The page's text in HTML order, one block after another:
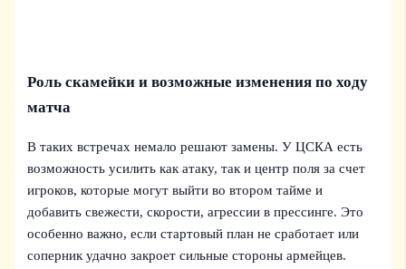
Роль скамейки и возможные изменения по ходу
матча
В таких встречах немало решают замены. У ЦСКА есть
возможность усилить как атаку, так и центр поля за счет
игроков, которые могут выйти во втором тайме и
добавить свежести, скорости, агрессии в прессинге. Это
особенно важно, если стартовый план не сработает или
соперник удачно закроет сильные стороны армейцев.